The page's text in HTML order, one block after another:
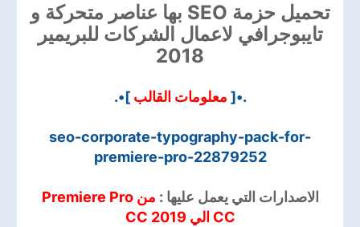
تحميل حزمة SEO بها عناصر متحركة و
تايبوجرافي لاعمال الشركات للبريمير
2018
.•[ معلومات القالب ]•.
seo-corporate-typography-pack-for-
premiere-pro-22879252
الاصدارات التي يعمل عليها :
من Premiere Pro
CC الي CC 2019